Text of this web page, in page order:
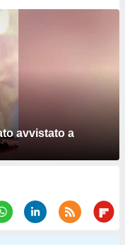
avvistato a